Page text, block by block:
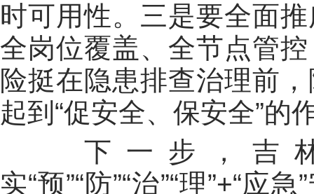
时可用性。三是要全面
全岗位覆盖、全节点管
险挺在隐患排查治理前
起到“促安全、保安全”的
下一步，吉林
实“预”“防”“治”“理”+“应